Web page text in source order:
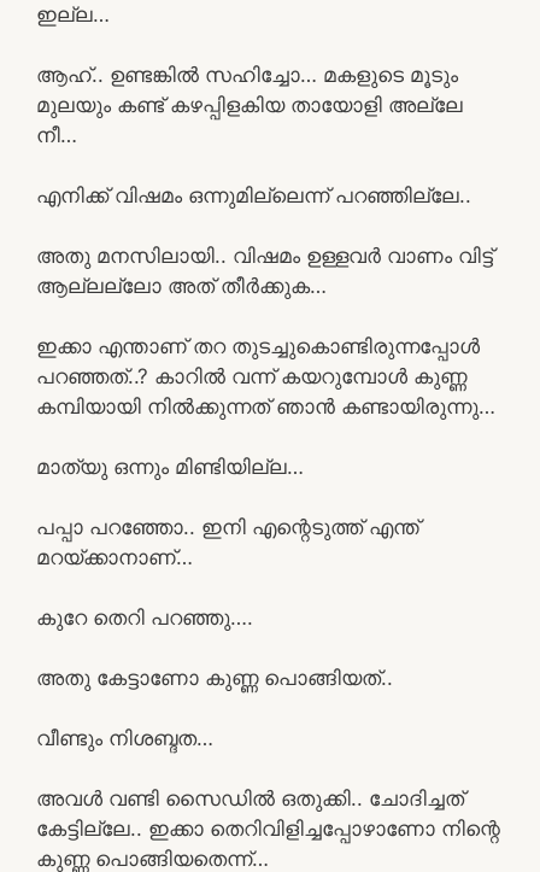
ഇല്ല…
ആഹ്.. ഉണ്ടങ്കിൽ സഹിച്ചോ… മകളുടെ മൂടും
മുലയും കണ്ട് കഴപ്പിളകിയ തായോളി അല്ലേ
നീ…
എനിക്ക് വിഷമം ഒന്നുമില്ലെന്ന് പറഞ്ഞില്ലേ..
അതു മനസിലായി.. വിഷമം ഉള്ളവർ വാണം വിട്ട്
ആല്ലല്ലോ അത് തീർക്കുക…
ഇക്കാ എന്താണ് തറ തുടച്ചുകൊണ്ടിരുന്നപ്പോൾ
പറഞ്ഞത്..? കാറിൽ വന്ന് കയറുമ്പോൾ കുണ്ണ
കമ്പിയായി നിൽക്കുന്നത് ഞാൻ കണ്ടായിരുന്നു…
മാത്യു ഒന്നും മിണ്ടിയില്ല…
പപ്പാ പറഞ്ഞോ.. ഇനി എന്റെടുത്ത് എന്ത്
മറയ്ക്കാനാണ്…
കുറേ തെറി പറഞ്ഞു….
അതു കേട്ടാണോ കുണ്ണ പൊങ്ങിയത്..
വീണ്ടും നിശബ്ദത…
അവൾ വണ്ടി സൈഡിൽ ഒതുക്കി.. ചോദിച്ചത്
കേട്ടില്ലേ.. ഇക്കാ തെറിവിളിച്ചപ്പോഴാണോ നിന്റെ
കുണ്ണ പൊങ്ങിയതെന്ന്…